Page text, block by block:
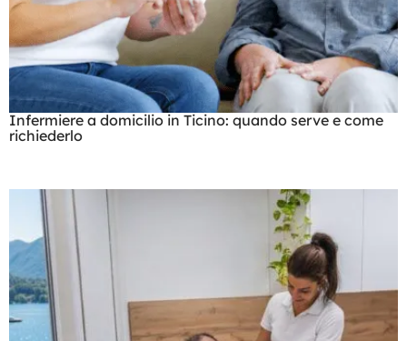
Infermiere a domicilio in Ticino: quando serve e come
richiederlo